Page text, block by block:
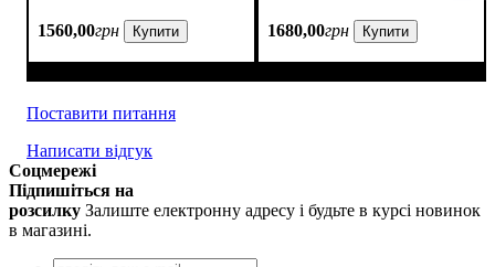
1560,00грн Купити 1680,00грн Купити
Поставити питання
Написати відгук
Соцмережі
Підпишіться на
розсилку Залиште електронну адресу і будьте в курсі новинок
в магазині.